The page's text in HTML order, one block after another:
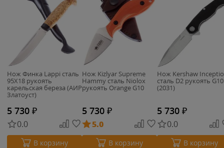
Нож Финка Lappi сталь
95Х18 рукоять
карельская береза (АИР
Златоуст)
5 730 ₽
0.0
В корзину
Нож Kizlyar Supreme
Hammy сталь Niolox
рукоять Orange G10
5 730 ₽
5.0
В корзину
Нож Kershaw
сталь D2 рукоять G10
(2031)
5 730 ₽
0.0
В корзину